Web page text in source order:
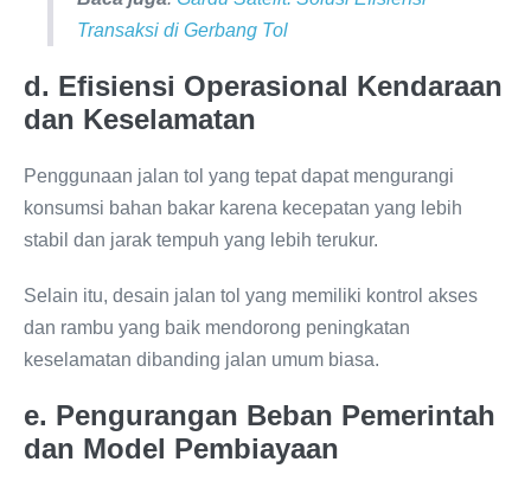
Transaksi di Gerbang Tol
d. Efisiensi Operasional Kendaraan
dan Keselamatan
Penggunaan jalan tol yang tepat dapat mengurangi
konsumsi bahan bakar karena kecepatan yang lebih
stabil dan jarak tempuh yang lebih terukur.
Selain itu, desain jalan tol yang memiliki kontrol akses
dan rambu yang baik mendorong peningkatan
keselamatan dibanding jalan umum biasa.
e. Pengurangan Beban Pemerintah
dan Model Pembiayaan